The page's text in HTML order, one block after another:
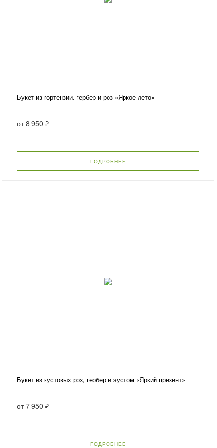
Букет из гортензии, гербер и роз «Яркое лето»
от8 950 ₽
ПОДРОБНЕЕ
Букет из кустовых роз, гербер и эустом «Яркий презент»
от7 950 ₽
ПОДРОБНЕЕ